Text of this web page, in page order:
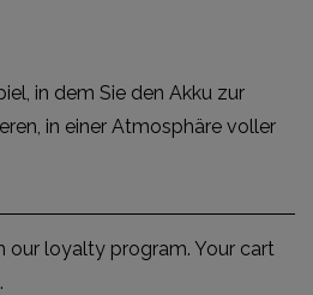
in dem Sie den Akku zur
in einer Atmosphäre voller
our loyalty program. Your cart
.